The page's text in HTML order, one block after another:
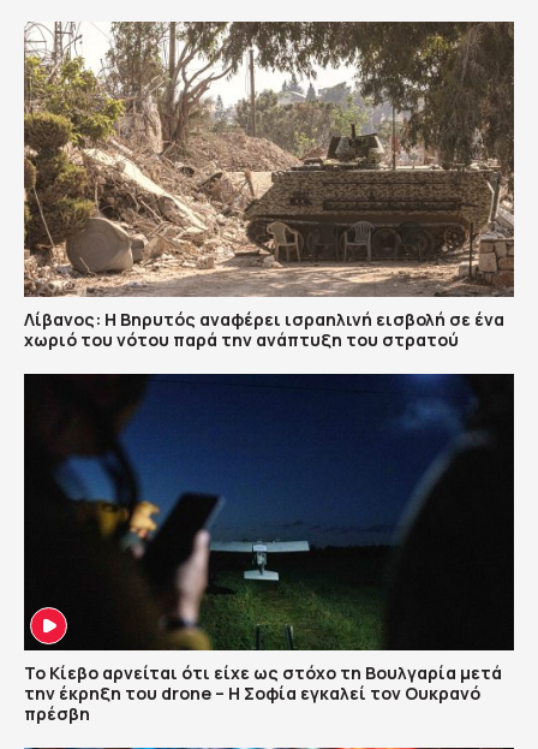
Λίβανος: Η Βηρυτός αναφέρει ισραηλινή εισβολή σε ένα
χωριό του νότου παρά την ανάπτυξη του στρατού
Το Κίεβο αρνείται ότι είχε ως στόχο τη Βουλγαρία μετά
την έκρηξη του drone – Η Σοφία εγκαλεί τον Ουκρανό
πρέσβη